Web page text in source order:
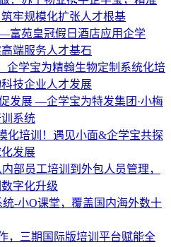
牢规模化扩张人才根基
富苑皇冠假日酒店应用企学
端服务人才基石
企学宝为精翰生物定制系统化培
技企业人才发展
发展 —企学宝为特发集团·小梅
系统
化培训！遇见小面&企学宝共探
发展
部员工培训到外包人员管理，
字化升级
-小O课堂，覆盖国内海外数十
，三期国际版培训平台赋能全